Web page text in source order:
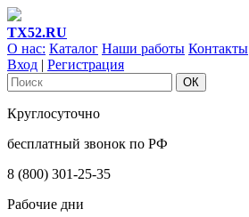
ТХ52.RU
О нас: Каталог Наши работы Контакты
Вход | Регистрация
Круглосуточно
бесплатный звонок по РФ
8 (800) 301-25-35
Рабочие дни